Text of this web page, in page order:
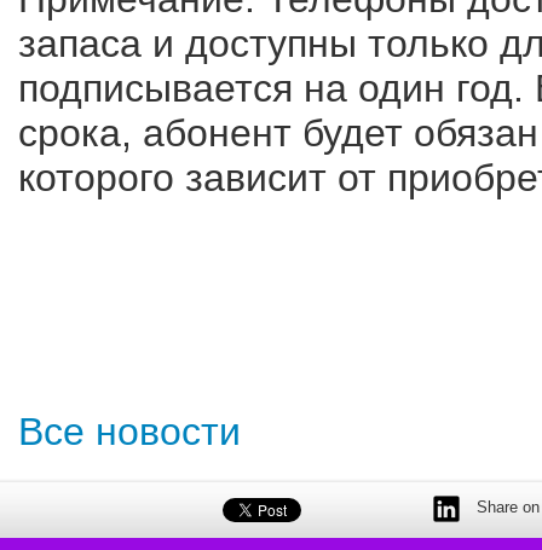
запаса и доступны только
подписывается на один
срока, абонент будет
которого зависит от
Все новости
Share